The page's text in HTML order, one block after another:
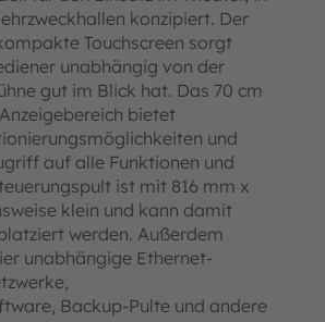
konzipiert. Der
Touchscreen sorgt
unabhängig von der
gut im Blick hat. Das 70 cm
bietet
und
auf alle Funktionen und
ist mit 816 mm x
klein und kann damit
werden. Außerdem
unabhängige Ethernet-
Backup-Pulte und andere